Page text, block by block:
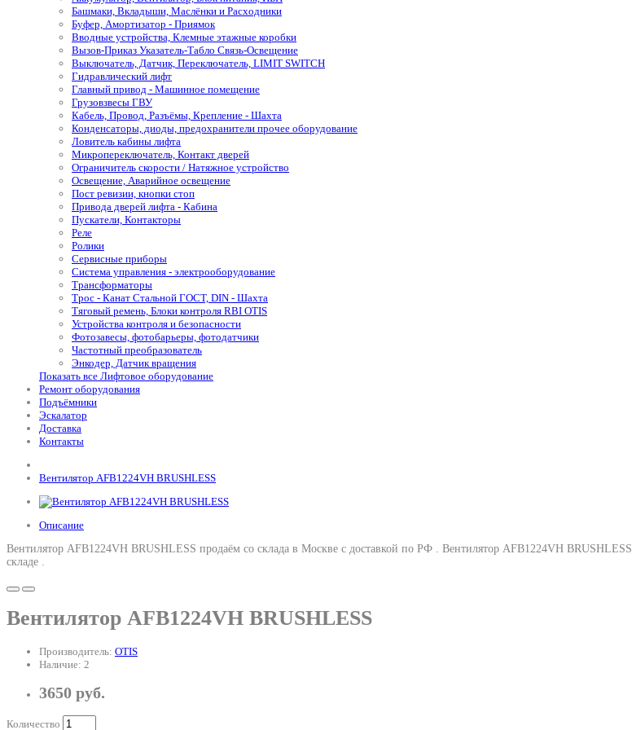
Башмаки, Вкладыши, Маслёнки и Расходники
Буфер, Амортизатор - Приямок
Вводные устройства, Клемные этажные коробки
Вызов-Приказ Указатель-Табло Связь-Освещение
Выключатель, Датчик, Переключатель, LIMIT SWITCH
Гидравлический лифт
Главный привод - Машинное помещение
Грузовзвесы ГВУ
Кабель, Провод, Разъёмы, Крепление - Шахта
Конденсаторы, диоды, предохранители прочее оборудование
Ловитель кабины лифта
Микропереключатель, Контакт дверей
Ограничитель скорости / Натяжное устройство
Освещение, Аварийное освещение
Пост ревизии, кнопки стоп
Привода дверей лифта - Кабина
Пускатели, Контакторы
Реле
Ролики
Сервисные приборы
Система управления - электрооборудование
Трансформаторы
Трос - Канат Стальной ГОСТ, DIN - Шахта
Тяговый ремень, Блоки контроля RBI OTIS
Устройства контроля и безопасности
Фотозавесы, фотобарьеры, фотодатчики
Частотный преобразователь
Энкодер, Датчик вращения
Показать все Лифтовое оборудование
Ремонт оборудования
Подъёмники
Эскалатор
Доставка
Контакты
Вентилятор AFB1224VH BRUSHLESS
Описание
Вентилятор AFB1224VH BRUSHLESS продаём со склада в Москве с доставкой по РФ . Вентилятор AFB1224VH BRUSHLESS
складе .
Вентилятор AFB1224VH BRUSHLESS
Производитель: OTIS
Наличие: 2
3650 руб.
Количество